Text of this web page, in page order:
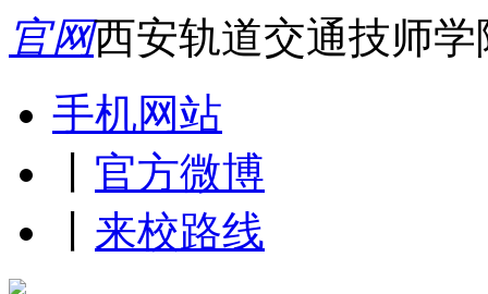
官网西安轨道交通技师
手机网站
官方微博
来校路线